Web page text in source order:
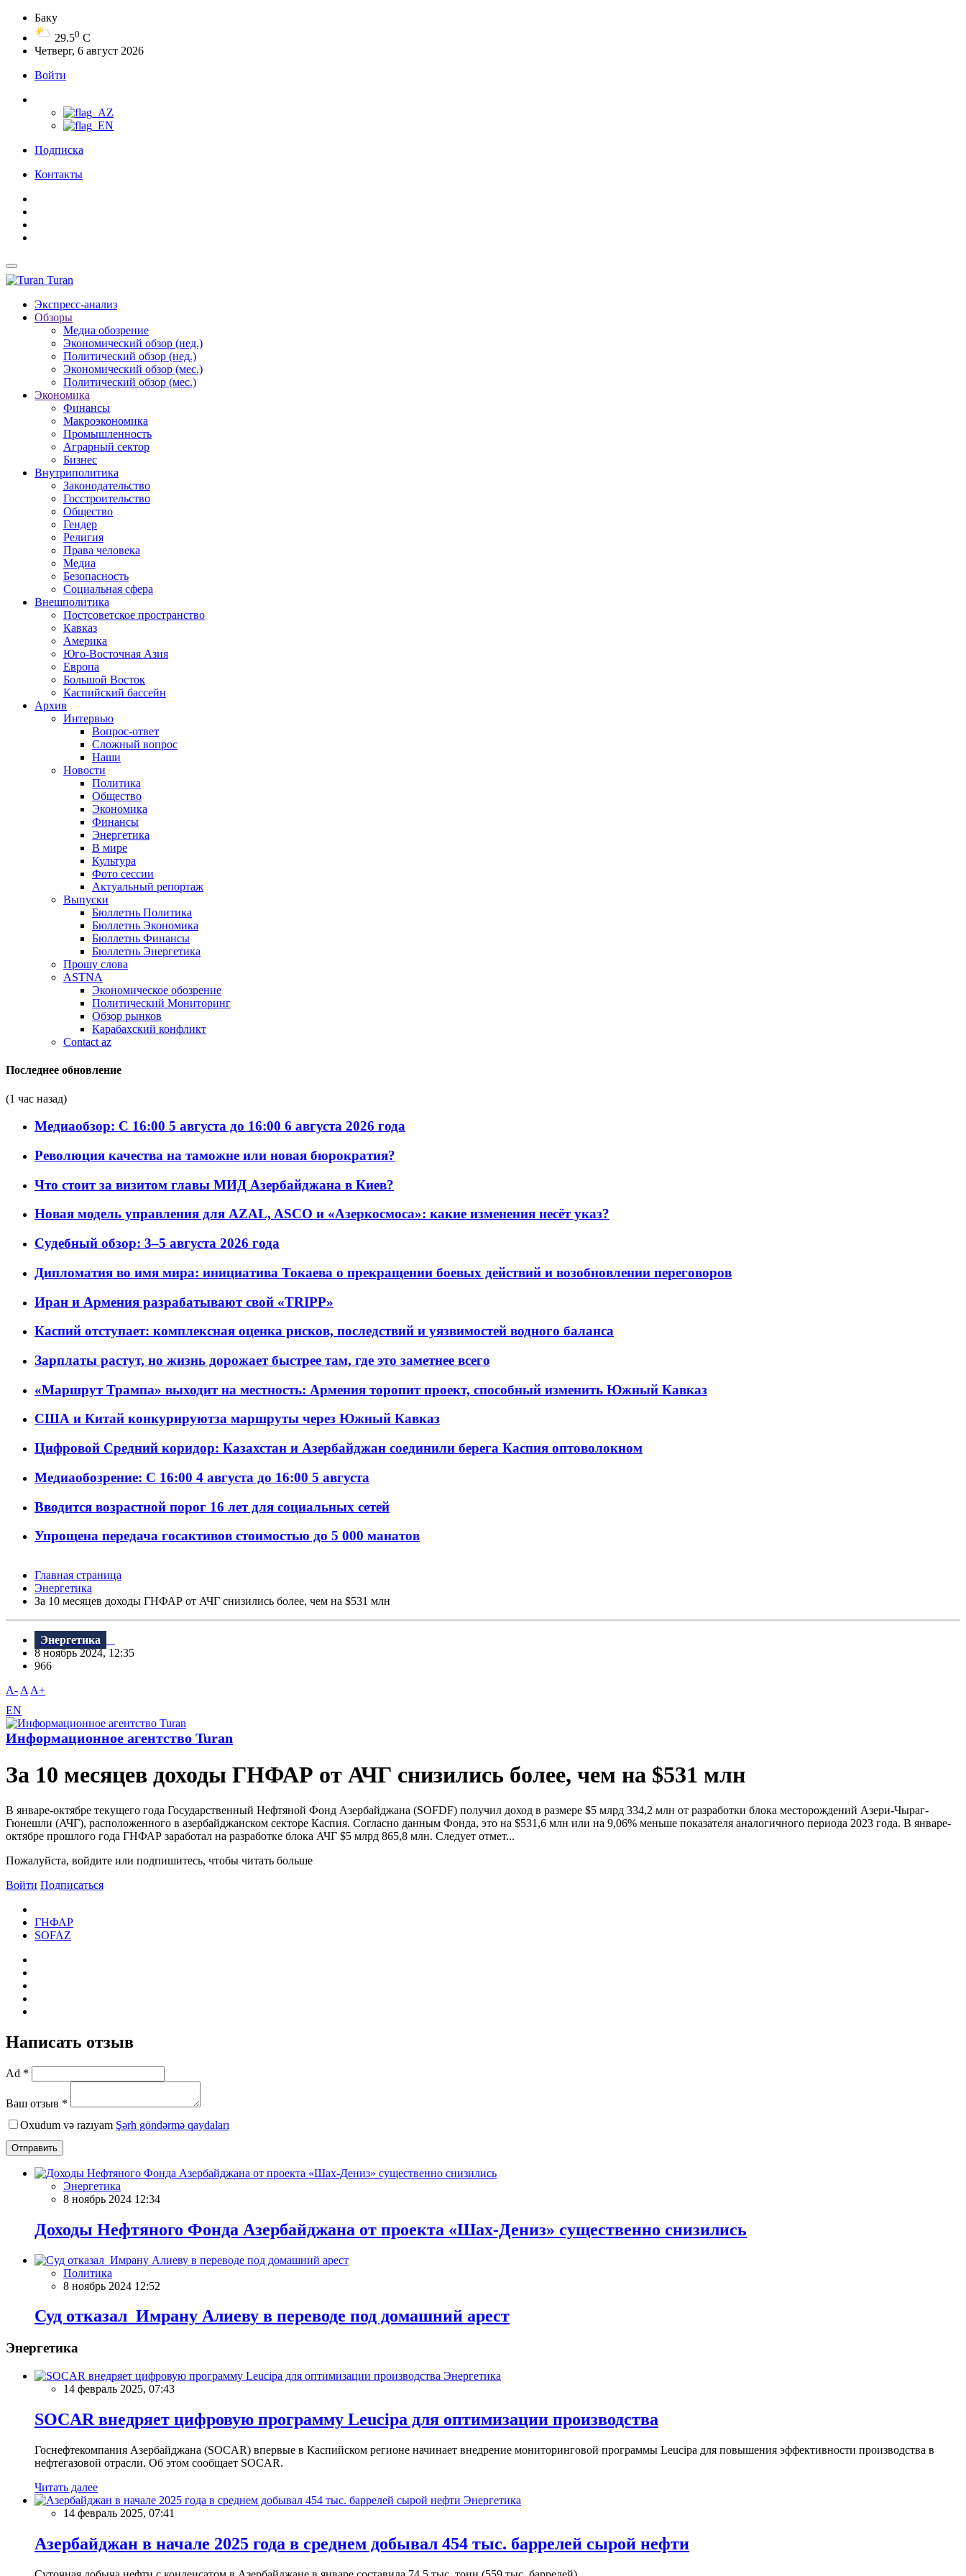
Баку
29.50 C
Четверг, 6 август 2026
Войти
Подписка
Контакты
Turan
Экспресс-анализ
Обзоры
Медиа обозрение
Экономический обзор (нед.)
Политический обзор (нед.)
Экономический обзор (мес.)
Политический обзор (мес.)
Экономика
Финансы
Макроэкономика
Промышленность
Аграрный сектор
Бизнес
Внутриполитика
Законодательство
Госстроительство
Общество
Гендер
Религия
Права человека
Медиа
Безопасность
Социальная сфера
Внешполитика
Постсоветское пространство
Кавказ
Америка
Юго-Восточная Азия
Европа
Большой Восток
Каспийский бассейн
Архив
Интервью
Вопрос-ответ
Сложный вопрос
Наши
Новости
Политика
Общество
Экономика
Финансы
Энергетика
В мире
Культура
Фото сессии
Актуальный репортаж
Выпуски
Бюллетнь Политика
Бюллетнь Экономика
Бюллетнь Финансы
Бюллетнь Энергетика
Прошу слова
ASTNA
Экономическое обозрение
Политический Мониторинг
Обзор рынков
Карабахский конфликт
Contact az
Последнее обновление
(1 час назад)
Медиаобзор: С 16:00 5 августа до 16:00 6 августа 2026 года
Революция качества на таможне или новая бюрократия?
Что стоит за визитом главы МИД Азербайджана в Киев?
Новая модель управления для AZAL, ASCO и «Азеркосмоса»: какие изменения несёт указ?
Судебный обзор: 3–5 августа 2026 года
Дипломатия во имя мира: инициатива Токаева о прекращении боевых действий и возобновлении переговоров
Иран и Армения разрабатывают свой «TRIPP»
Каспий отступает: комплексная оценка рисков, последствий и уязвимостей водного баланса
Зарплаты растут, но жизнь дорожает быстрее там, где это заметнее всего
«Маршрут Трампа» выходит на местность: Армения торопит проект, способный изменить Южный Кавказ
США и Китай конкурируютза маршруты через Южный Кавказ
Цифровой Средний коридор: Казахстан и Азербайджан соединили берега Каспия оптоволокном
Медиаобозрение: С 16:00 4 августа до 16:00 5 августа
Вводится возрастной порог 16 лет для социальных сетей
Упрощена передача госактивов стоимостью до 5 000 манатов
Главная страница
Энергетика
За 10 месяцев доходы ГНФАР от АЧГ снизились более, чем на $531 млн
Энергетика
8 ноябрь 2024, 12:35
966
A- A A+
EN
Информационное агентство Turan
За 10 месяцев доходы ГНФАР от АЧГ снизились более, чем на $531 млн
В январе-октябре текущего года Государственный Нефтяной Фонд Азербайджана (SOFDF) получил доход в размере $5 млрд 334,2 млн от разработки блока месторождений Азери-Чыраг-
Гюнешли (АЧГ), расположенного в азербайджанском секторе Каспия. Согласно данным Фонда, это на $531,6 млн или на 9,06% меньше показателя аналогичного периода 2023 года. В январе-
октябре прошлого года ГНФАР заработал на разработке блока АЧГ $5 млрд 865,8 млн. Следует отмет...
Пожалуйста, войдите или подпишитесь, чтобы читать больше
Войти Подписаться
ГНФАР
SOFAZ
Написать отзыв
Ad *
Ваш отзыв *
Oxudum və razıyam Şərh göndərmə qaydaları
Отправить
Энергетика
8 ноябрь 2024 12:34
Доходы Нефтяного Фонда Азербайджана от проекта «Шах-Дениз» существенно снизились
Политика
8 ноябрь 2024 12:52
Суд отказал Имрану Алиеву в переводе под домашний арест
Энергетика
Энергетика
14 февраль 2025, 07:43
SOCAR внедряет цифровую программу Leucipa для оптимизации производства
Госнефтекомпания Азербайджана (SOCAR) впервые в Каспийском регионе начинает внедрение мониторинговой программы Leucipa для повышения эффективности производства в
нефтегазовой отрасли. Об этом сообщает SOCAR.
Читать далее
Энергетика
14 февраль 2025, 07:41
Азербайджан в начале 2025 года в среднем добывал 454 тыс. баррелей сырой нефти